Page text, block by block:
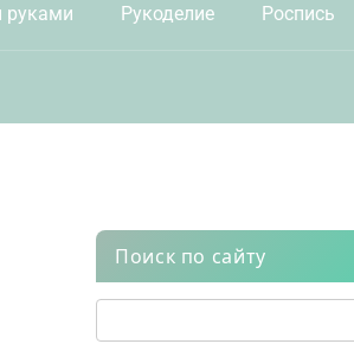
руками Рукоделие Роспись
Поиск по сайту